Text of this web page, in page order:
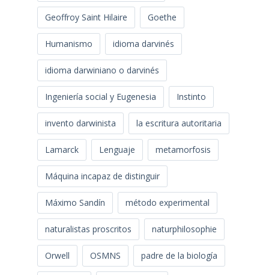
Geoffroy Saint Hilaire Goethe
Humanismo idioma darvinés
idioma darwiniano o darvinés
Ingeniería social y Eugenesia Instinto
invento darwinista la escritura autoritaria
Lamarck Lenguaje metamorfosis
Máquina incapaz de distinguir
Máximo Sandín método experimental
naturalistas proscritos naturphilosophie
Orwell OSMNS padre de la biología